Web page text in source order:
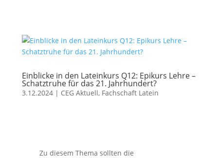
Einblicke in den Lateinkurs Q12: Epikurs Lehre –
Schatztruhe für das 21. Jahrhundert?
3.12.2024| CEG Aktuell, Fachschaft Latein
Zu diesem Thema sollten die